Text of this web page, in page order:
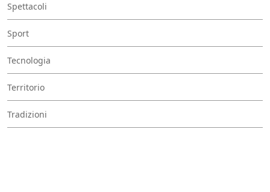
Spettacoli
Sport
Tecnologia
Territorio
Tradizioni